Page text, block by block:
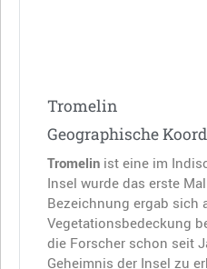
Tromelin
Geographische
Tromelin ist eine im
Insel wurde das erste
Bezeichnung ergab sich
Vegetationsbedeckung
die Forscher schon seit
Geheimnis der Insel zu